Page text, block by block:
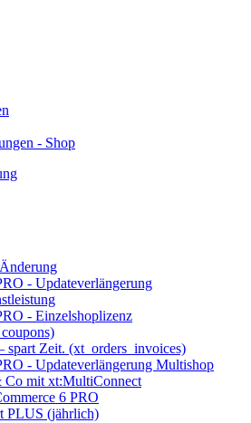
- Shop
- Updateverlängerung
- Einzelshoplizenz
spart Zeit. (xt_orders_invoices)
- Updateverlängerung Multishop
Co mit xt:MultiConnect
6 PRO
PLUS (jährlich)